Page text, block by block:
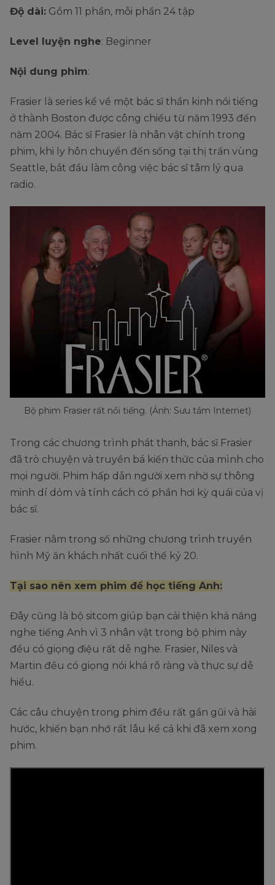
Độ dài: Gồm 11 phần, mỗi phần 24 tập
Level luyện nghe: Beginner
Nội dung phim:
Frasier là series kể về một bác sĩ thần kinh nổi tiếng
ở thành Boston được công chiếu từ năm 1993 đến
năm 2004. Bác sĩ Frasier là nhân vật chính trong
phim, khi ly hôn chuyển đến sống tại thị trấn vùng
Seattle, bắt đầu làm công việc bác sĩ tâm lý qua
radio.
Bộ phim Frasier rất nổi tiếng. (Ảnh: Sưu tầm Internet)
Trong các chương trình phát thanh, bác sĩ Frasier
đã trò chuyện và truyền bá kiến thức của mình cho
mọi người. Phim hấp dẫn người xem nhờ sự thông
minh dí dỏm và tính cách có phần hơi kỳ quái của vị
bác sĩ.
Frasier nằm trong số những chương trình truyền
hình Mỹ ăn khách nhất cuối thế kỷ 20.
Tại sao nên xem phim để học tiếng Anh:
Đây cũng là bộ sitcom giúp bạn cải thiện khả năng
nghe tiếng Anh vì 3 nhân vật trong bộ phim này
đều có giọng điệu rất dễ nghe. Frasier, Niles và
Martin đều có giọng nói khá rõ ràng và thực sự dễ
hiểu.
Các câu chuyện trong phim đều rất gần gũi và hài
hước, khiến bạn nhớ rất lâu kể cả khi đã xem xong
phim.